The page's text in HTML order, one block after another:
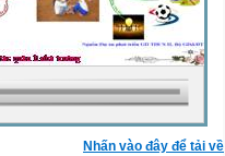
Nhấn vào đây để tải về